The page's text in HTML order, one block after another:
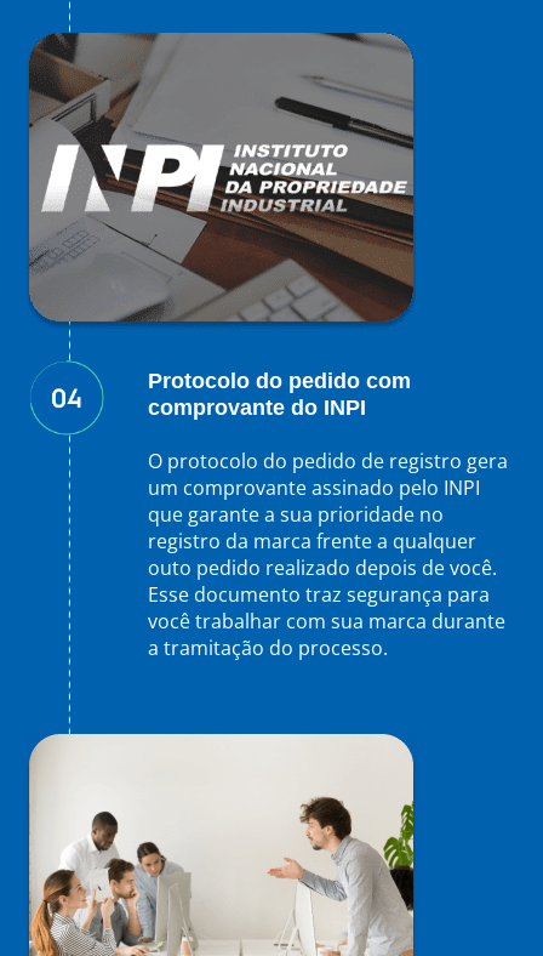
Protocolo do pedido com
comprovante do INPI
O protocolo do pedido de registro gera
um comprovante assinado pelo INPI
que garante a sua prioridade no
registro da marca frente a qualquer
outo pedido realizado depois de você.
Esse documento traz segurança para
você trabalhar com sua marca durante
a tramitação do processo.